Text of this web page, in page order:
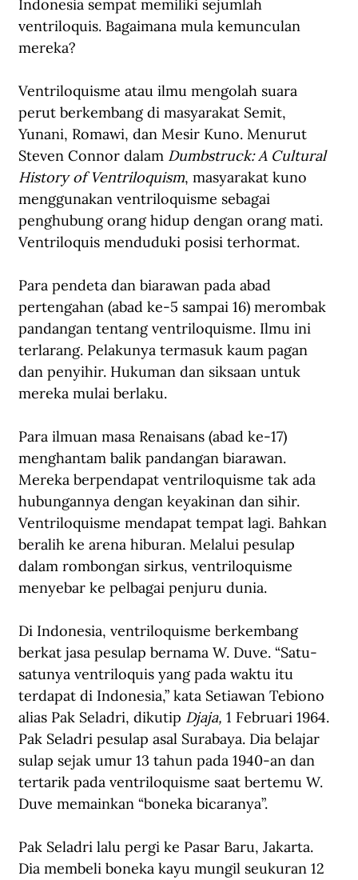
Indonesia sempat memiliki sejumlah
ventriloquis. Bagaimana mula kemunculan
mereka?
Ventriloquisme atau ilmu mengolah suara
perut berkembang di masyarakat Semit,
Yunani, Romawi, dan Mesir Kuno. Menurut
Steven Connor dalam Dumbstruck: A Cultural
History of Ventriloquism, masyarakat kuno
menggunakan ventriloquisme sebagai
penghubung orang hidup dengan orang mati.
Ventriloquis menduduki posisi terhormat.
Para pendeta dan biarawan pada abad
pertengahan (abad ke-5 sampai 16) merombak
pandangan tentang ventriloquisme. Ilmu ini
terlarang. Pelakunya termasuk kaum pagan
dan penyihir. Hukuman dan siksaan untuk
mereka mulai berlaku.
Para ilmuan masa Renaisans (abad ke-17)
menghantam balik pandangan biarawan.
Mereka berpendapat ventriloquisme tak ada
hubungannya dengan keyakinan dan sihir.
Ventriloquisme mendapat tempat lagi. Bahkan
beralih ke arena hiburan. Melalui pesulap
dalam rombongan sirkus, ventriloquisme
menyebar ke pelbagai penjuru dunia.
Di Indonesia, ventriloquisme berkembang
berkat jasa pesulap bernama W. Duve. “Satu-
satunya ventriloquis yang pada waktu itu
terdapat di Indonesia,” kata Setiawan Tebiono
alias Pak Seladri, dikutip Djaja, 1 Februari 1964.
Pak Seladri pesulap asal Surabaya. Dia belajar
sulap sejak umur 13 tahun pada 1940-an dan
tertarik pada ventriloquisme saat bertemu W.
Duve memainkan “boneka bicaranya”.
Pak Seladri lalu pergi ke Pasar Baru, Jakarta.
Dia membeli boneka kayu mungil seukuran 12